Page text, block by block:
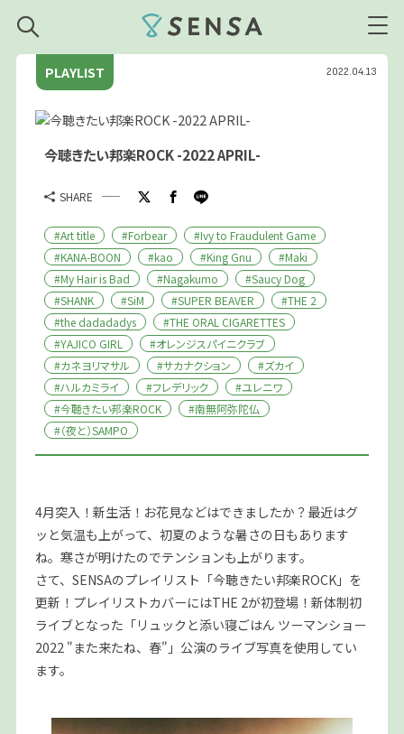
PLAYLIST 2022.04.13
今聴きたい邦楽ROCK -2022 APRIL-
SHARE
#Art title #Forbear
#Ivy to Fraudulent Game
#KANA-BOON
#kao #King Gnu
#Maki
#My Hair is Bad
#Nagakumo
#Saucy Dog
#SHANK
#SiM #SUPER BEAVER
#THE 2
#the dadadadys
#THE ORAL CIGARETTES
#YAJICO GIRL
#オレンジスパイニクラブ
#カネヨリマサル
#サカナクション
#ズカイ
#ハルカミライ
#フレデリック
#ユレニワ
#今聴きたい邦楽ROCK
#南無阿弥陀仏
#（夜と）SAMPO
4月突入！新生活！お花見などはできましたか？最近はグ
ッと気温も上がって、初夏のような暑さの日もあります
ね。寒さが明けたのでテンションも上がります。
さて、SENSAのプレイリスト「今聴きたい邦楽ROCK」を
更新！プレイリストカバーにはTHE 2が初登場！新体制初
ライブとなった「リュックと添い寝ごはん ツーマンショー
2022 "また来たね、春"」公演のライブ写真を使用してい
ます。